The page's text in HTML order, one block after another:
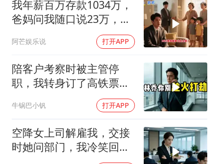
我年薪百万存款1034万，
爸妈问我随口说23万，结
阿芒娱乐说 打开APP
陪客户考察时被主管停
职，我转身订了高铁票。
2小时后总监急疯了：12
亿合同没你根本签不了
牛锅巴小钒 打开APP
空降女上司解雇我，交接
时她问部门，我冷笑回